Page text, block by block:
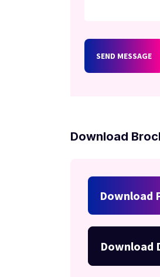
Download
Download
Download